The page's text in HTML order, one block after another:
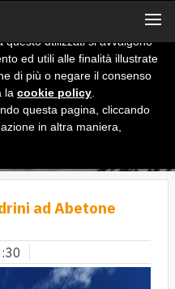
ad Abetone
x
questo utilizzati si avvalgono
ed utili alle finalità illustrate
di più o negare il consenso
la cookie policy
questa pagina, cliccando
in altra maniera,